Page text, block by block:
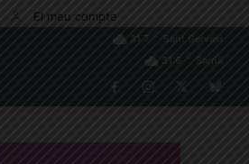
El meu compte
31.7
Sant Gervasi
31.6
Sarrià